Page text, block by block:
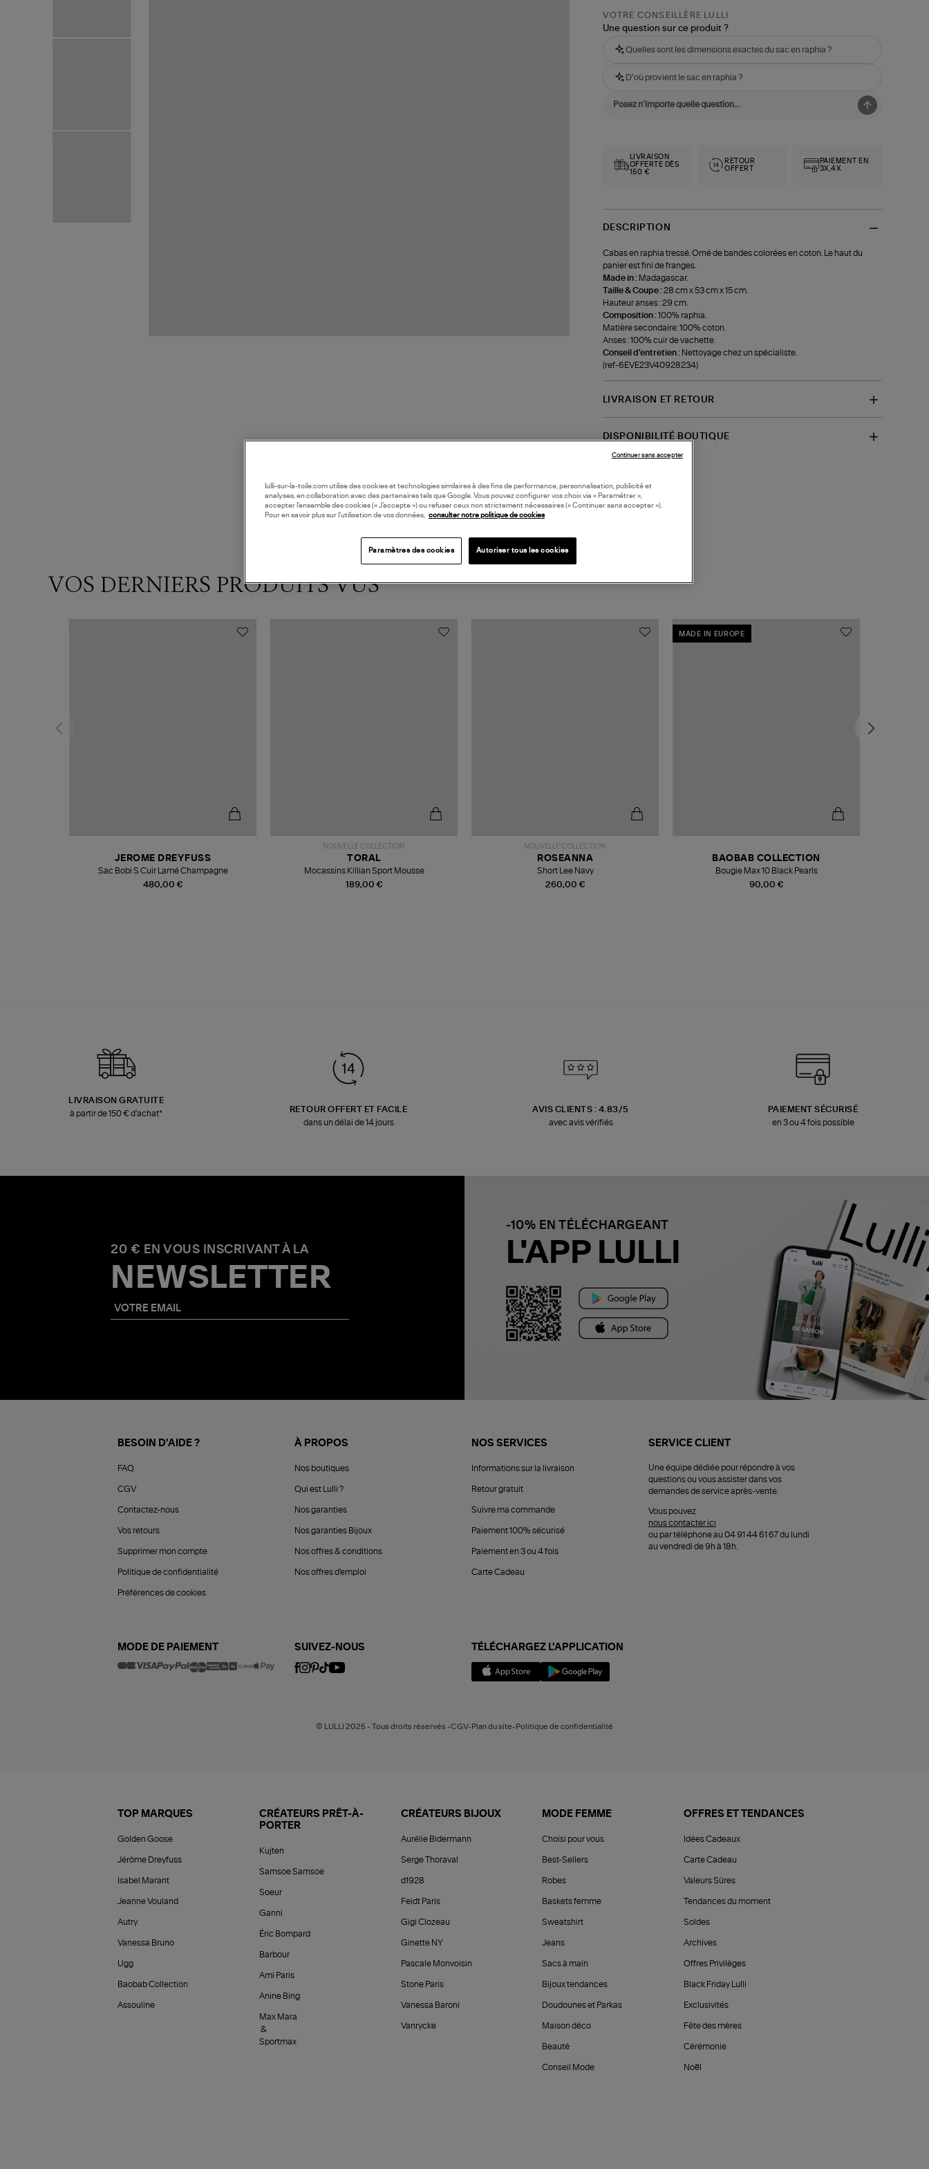
VOTRE CONSEILLÈRE LULLI
Une question sur ce produit ?
Quelles sont les dimensions exactes du sac en raphia ?
D'où provient le sac en raphia ?
LIVRAISON
OFFERTE DÈS
150 €
RETOUR
OFFERT
PAIEMENT EN
3X,4X
DESCRIPTION
Cabas en raphia tressé. Orné de bandes colorées en coton. Le haut du
panier est fini de franges.
Made in : Madagascar.
Taille & Coupe :28 cm x 53 cm x 15 cm.
Hauteur anses : 29 cm.
Composition :100% raphia.
Matière secondaire: 100% coton.
Anses : 100% cuir de vachette.
Conseil d'entretien : Nettoyage chez un spécialiste.
(ref-6EVE23V40928234)
LIVRAISON ET RETOUR
DISPONIBILITÉ BOUTIQUE
VOS DERNIERS PRODUITS VUS
480,00 €
JEROME DREYFUSS
Sac Bobi S Cuir Lamé Champagne
NOUVELLE COLLECTION
189,00 €
TORAL
Mocassins Killian Sport Mousse
NOUVELLE COLLECTION
260,00 €
ROSEANNA
Short Lee Navy
MADE IN EUROPE
90,00 €
BAOBAB COLLECTION
Bougie Max 10 Black Pearls
LIVRAISON GRATUITE
à partir de 150 € d'achat*
RETOUR OFFERT ET FACILE
dans un délai de 14 jours
AVIS CLIENTS : 4.83/5
avec avis vérifiés
PAIEMENT SÉCURISÉ
en 3 ou 4 fois possible
20 € EN VOUS INSCRIVANT À LA
NEWSLETTER
-10% EN TÉLÉCHARGEANT
L'APP LULLI
BESOIN D'AIDE ?
FAQ
CGV
Contactez-nous
Vos retours
Supprimer mon compte
Politique de confidentialité
Préférences de cookies
À PROPOS
Nos boutiques
Qui est Lulli ?
Nos garanties
Nos garanties Bijoux
Nos offres & conditions
Nos offres d'emploi
NOS SERVICES
Informations sur la livraison
Retour gratuit
Suivre ma commande
Paiement 100% sécurisé
Paiement en 3 ou 4 fois
Carte Cadeau
SERVICE CLIENT
Une équipe dédiée pour répondre à vos
questions ou vous assister dans vos
demandes de service après-vente.
Vous pouvez
nous contacter ici
ou par téléphone au 04 91 44 61 67 du lundi
au vendredi de 9h à 18h.
MODE DE PAIEMENT SUIVEZ-NOUS TÉLÉCHARGEZ L'APPLICATION
© LULLI 2025 - Tous droits réservés -CGV-Plan du site-Politique de confidentialité
TOP MARQUES
Golden Goose
Jérôme Dreyfuss
Isabel Marant
Jeanne Vouland
Autry
Vanessa Bruno
Ugg
Baobab Collection
Assouline
CRÉATEURS PRÊT-À-
PORTER
Kujten
Samsoe Samsoe
Soeur
Ganni
Éric Bompard
Barbour
Ami Paris
Anine Bing
Max Mara
&
Sportmax
CRÉATEURS BIJOUX
Aurélie Bidermann
Serge Thoraval
d1928
Feidt Paris
Gigi Clozeau
Ginette NY
Pascale Monvoisin
Stone Paris
Vanessa Baroni
Vanrycke
MODE FEMME
Choisi pour vous
Best-Sellers
Robes
Baskets femme
Sweatshirt
Jeans
Sacs à main
Bijoux tendances
Doudounes et Parkas
Maison déco
Beauté
Conseil Mode
OFFRES ET TENDANCES
Idées Cadeaux
Carte Cadeau
Valeurs Sûres
Tendances du moment
Soldes
Archives
Offres Privilèges
Black Friday Lulli
Exclusivités
Fête des mères
Cérémonie
Noël
lulli-sur-la-toile.com utilise des cookies et technologies similaires à des fins de performance, personnalisation, publicité et
analyses, en collaboration avec des partenaires tels que Google. Vous pouvez configurer vos choix via « Paramétrer »,
accepter l’ensemble des cookies (« J’accepte ») ou refuser ceux non strictement nécessaires (« Continuer sans accepter »).
Pour en savoir plus sur l’utilisation de vos données,
consulter notre politique de cookies
Paramètres des cookies Autoriser tous les cookies
Continuer sans accepter